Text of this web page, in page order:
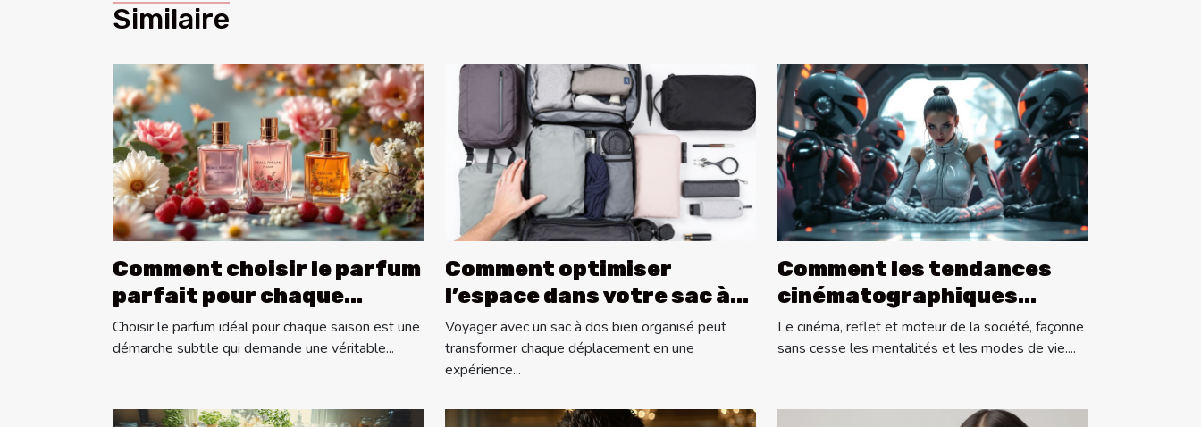
Similaire
Comment choisir le parfum
parfait pour chaque
saison ?
Choisir le parfum idéal pour chaque saison est une
démarche subtile qui demande une véritable...
Comment optimiser
l’espace dans votre sac à
dos pour les longs voyages
?
Voyager avec un sac à dos bien organisé peut
transformer chaque déplacement en une
expérience...
Comment les tendances
cinématographiques
influencent-elles la
société moderne ?
Le cinéma, reflet et moteur de la société, façonne
sans cesse les mentalités et les modes de vie....